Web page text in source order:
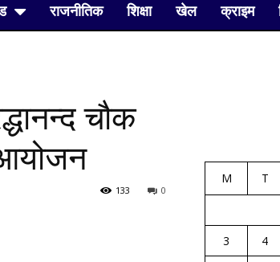
राजनीतिक शिक्षा खेल क्राइम
चौक
0
133
M T
3
4